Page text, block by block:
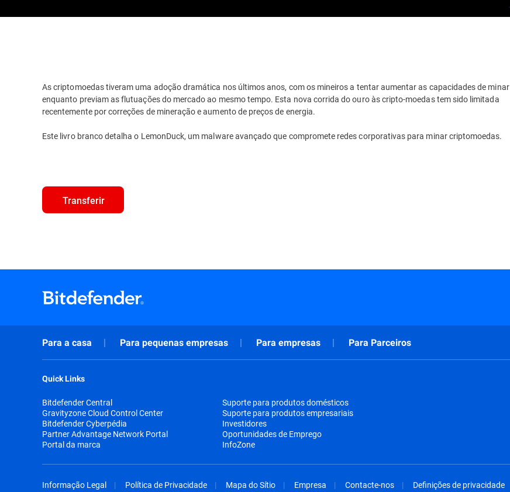
As criptomoedas tiveram uma adoção dramática nos últimos anos, com os mineiros a tentar aumentar as capacidades de minar
enquanto previam as flutuações do mercado ao mesmo tempo. Esta nova corrida do ouro às cripto-moedas tem sido limitada
recentemente por correções de mineração e aumento de preços de energia.
Este livro branco detalha o LemonDuck, um malware avançado que compromete redes corporativas para minar criptomoedas.
Transferir
Para a casa Para pequenas empresas Para empresas Para Parceiros
Quick Links
Bitdefender Central
Gravityzone Cloud Control Center
Bitdefender Cyberpédia
Partner Advantage Network Portal
Portal da marca
Suporte para produtos domésticos
Suporte para produtos empresariais
Investidores
Oportunidades de Emprego
InfoZone
Informação Legal Política de Privacidade Mapa do Sítio Empresa Contacte-nos Definições de privacidade